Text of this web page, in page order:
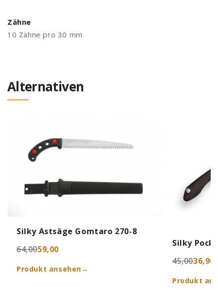
Zähne
10 Zähne pro 30 mm
Alternativen
Silky Astsäge Gomtaro 270-8
64,0059,00
Produkt ansehen→
Silky
45,0036,90
Produkt